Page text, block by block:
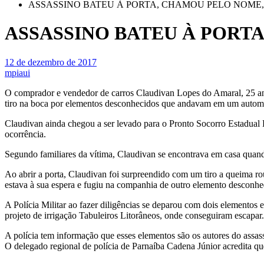
ASSASSINO BATEU À PORTA, CHAMOU PELO NOME,
ASSASSINO BATEU À
12 de dezembro de 2017
mpiaui
O comprador e vendedor de carros Claudivan Lopes do Amaral, 25
tiro na boca por elementos desconhecidos que andavam em um
Claudivan ainda chegou a ser levado para o Pronto Socorro
ocorrência.
Segundo familiares da vítima, Claudivan se encontrava em casa
Ao abrir a porta, Claudivan foi surpreendido com um tiro a queima
estava à sua espera e fugiu na companhia de outro elemento
A Polícia Militar ao fazer diligências se deparou com dois
projeto de irrigação Tabuleiros Litorâneos, onde conseguiram escapar.
A polícia tem informação que esses elementos são os autores do
O delegado regional de polícia de Parnaíba Cadena Júnior acredita